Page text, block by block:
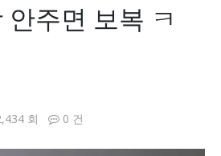
주면 보복 ㅋ
회 0 건